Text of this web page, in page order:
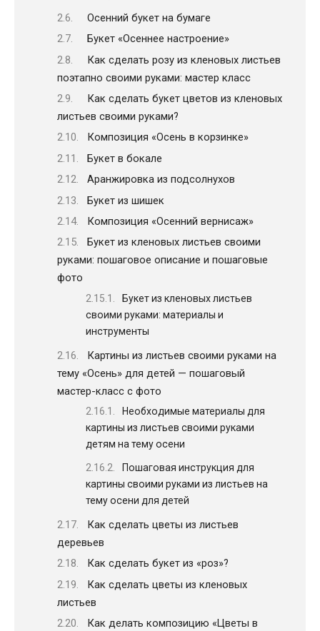
Осенний букет на бумаге
Букет «Осеннее настроение»
Как сделать розу из кленовых листьев
поэтапно своими руками: мастер класс
Как сделать букет цветов из кленовых
листьев своими руками?
Композиция «Осень в корзинке»
Букет в бокале
Аранжировка из подсолнухов
Букет из шишек
Композиция «Осенний вернисаж»
Букет из кленовых листьев своими
руками: пошаговое описание и пошаговые
фото
Букет из кленовых листьев
своими руками: материалы и
инструменты
Картины из листьев своими руками на
тему «Осень» для детей — пошаговый
мастер-класс с фото
Необходимые материалы для
картины из листьев своими руками
детям на тему осени
Пошаговая инструкция для
картины своими руками из листьев на
тему осени для детей
Как сделать цветы из листьев
деревьев
Как сделать букет из «роз»?
Как сделать цветы из кленовых
листьев
Как делать композицию «Цветы в